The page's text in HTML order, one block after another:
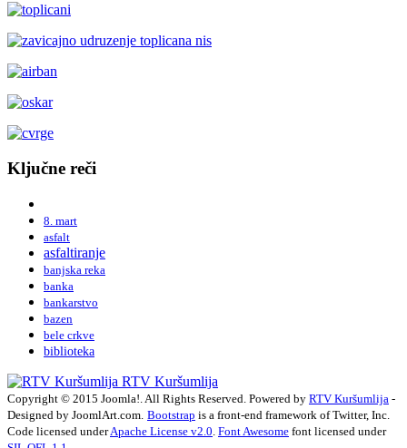
Ključne reči
8. mart
asfalt
asfaltiranje
banjska reka
banka
bankarstvo
bazen
bele crkve
biblioteka
RTV Kuršumlija
Copyright © 2015 Joomla!. All Rights Reserved. Powered by RTV Kuršumlija -
Designed by JoomlArt.com. Bootstrap is a front-end framework of Twitter, Inc.
Code licensed underApache License v2.0 Font Awesome font licensed under